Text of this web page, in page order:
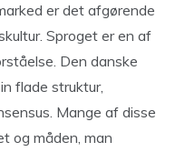
er det afgørende
Sproget er en af
Den danske
flade struktur,
Mange af disse
og måden, man